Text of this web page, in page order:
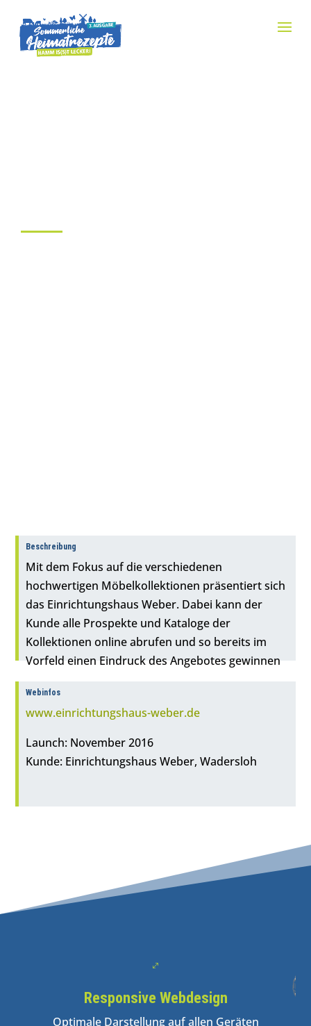
Beschreibung
Mit dem Fokus auf die verschiedenen
hochwertigen Möbelkollektionen präsentiert sich
das Einrichtungshaus Weber. Dabei kann der
Kunde alle Prospekte und Kataloge der
Kollektionen online abrufen und so bereits im
Vorfeld einen Eindruck des Angebotes gewinnen
Webinfos
www.einrichtungshaus-weber.de
Launch: November 2016
Kunde: Einrichtungshaus Weber, Wadersloh
.
Responsive Webdesign
Optimale Darstellung auf allen Geräten